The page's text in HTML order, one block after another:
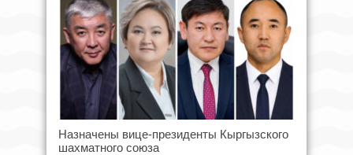
Назначены вице-президенты Кыргызского
шахматного союза